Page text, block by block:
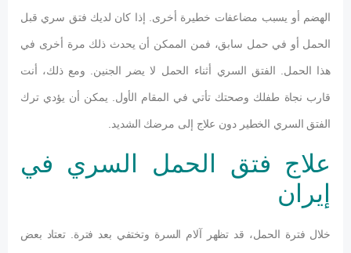
الهضم أو يسبب مضاعفات خطيرة أخرى. إذا كان لديك فتق سري قبل
الحمل أو في حمل سابق، فمن الممكن أن يحدث ذلك مرة أخرى في
هذا الحمل. الفتق السري أثناء الحمل لا يضر الجنين. ومع ذلك، أنت
قارب نجاة طفلك وصحتك تأتي في المقام الأول. يمكن أن يؤدي ترك
الفتق السري الخطير دون علاج إلى مرضك الشديد.
علاج فتق الحمل السري في
إيران
خلال فترة الحمل، قد تظهر آلام السرة وتختفي بعد فترة. تعتاد بعض